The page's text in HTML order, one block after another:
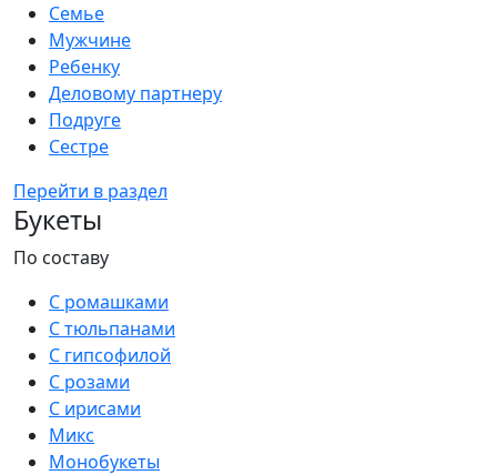
Семье
Мужчине
Ребенку
Деловому партнеру
Подруге
Сестре
Перейти в раздел
Букеты
По составу
С ромашками
С тюльпанами
С гипсофилой
С розами
С ирисами
Микс
Монобукеты